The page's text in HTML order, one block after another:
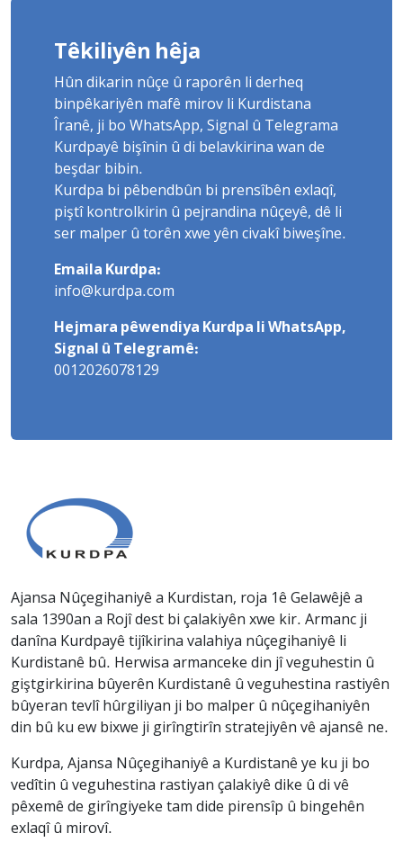
Têkiliyên hêja
Hûn dikarin nûçe û raporên li derheq
binpêkariyên mafê mirov li Kurdistana
Îranê, ji bo WhatsApp, Signal û Telegrama
Kurdpayê bişînin û di belavkirina wan de
beşdar bibin.
Kurdpa bi pêbendbûn bi prensîbên exlaqî,
piştî kontrolkirin û pejrandina nûçeyê, dê li
ser malper û torên xwe yên civakî biweşîne.
Emaila Kurdpa:
info@kurdpa.com
Hejmara pêwendiya Kurdpa li WhatsApp,
Signal û Telegramê:
0012026078129
Ajansa Nûçegihaniyê a Kurdistan, roja 1ê Gelawêjê a
sala 1390an a Rojî dest bi çalakiyên xwe kir. Armanc ji
danîna Kurdpayê tijîkirina valahiya nûçegihaniyê li
Kurdistanê bû. Herwisa armanceke din jî veguhestin û
giştgirkirina bûyerên Kurdistanê û veguhestina rastiyên
bûyeran tevlî hûrgiliyan ji bo malper û nûçegihaniyên
din bû ku ew bixwe ji girîngtirîn stratejiyên vê ajansê ne.
Kurdpa, Ajansa Nûçegihaniyê a Kurdistanê ye ku ji bo
vedîtin û veguhestina rastiyan çalakiyê dike û di vê
pêxemê de girîngiyeke tam dide pirensîp û bingehên
exlaqî û mirovî.